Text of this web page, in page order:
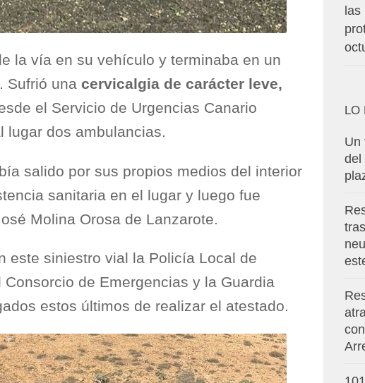
la vía en su vehículo y terminaba en un
Sufrió una cervicalgia de carácter leve,
el Servicio de Urgencias Canario
lugar dos ambulancias.
salido por sus propios medios del interior
sanitaria en el lugar y luego fue
Molina Orosa de Lanzarote.
este siniestro vial la Policía Local de
de Emergencias y la Guardia
estos últimos de realizar el atestado.
LO
Un
del